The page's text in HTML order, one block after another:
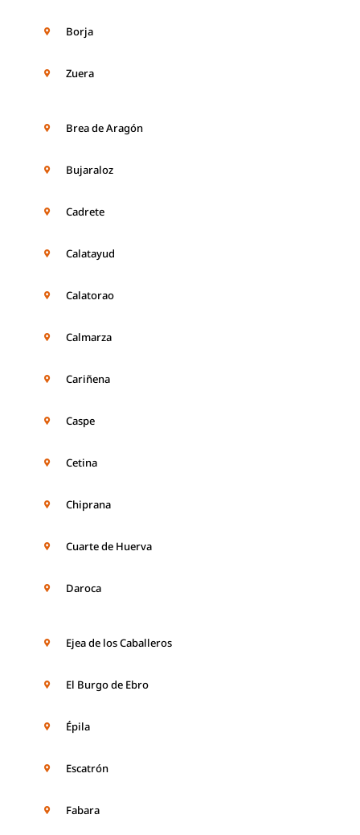
Borja
Zuera
Brea de Aragón
Bujaraloz
Cadrete
Calatayud
Calatorao
Calmarza
Cariñena
Caspe
Cetina
Chiprana
Cuarte de Huerva
Daroca
Ejea de los Caballeros
El Burgo de Ebro
Épila
Escatrón
Fabara